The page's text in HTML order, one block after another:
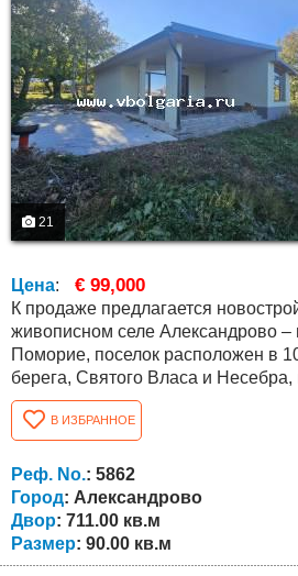
21
Цена: € 99,000
К продаже предлагается
живописном селе Александрово –
Поморие, поселок расположен в
берега, Святого Власа и Несебра,
Поморие и в 25 км от города Бургас,
отделан и оформлен по
этапе без внутренней отделки), есть о тдельные
электричество и воду и
Подъезд к дому по
В ИЗБРАННОЕ
Реф. No.: 5862
Город: Александрово
Двор: 711.00 кв.м
Размер: 90.00 кв.м